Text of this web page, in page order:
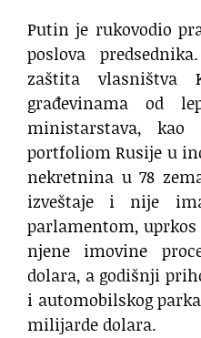
Putin je rukovodio
poslova
zaštita vlasništva
građevinama od
ministarstava,
portfoliom Rusije u
nekretnina u 78
izveštaje i nije
parlamentom,
njene imovine
dolara, a godišnji
i automobilskog
milijarde dolara.